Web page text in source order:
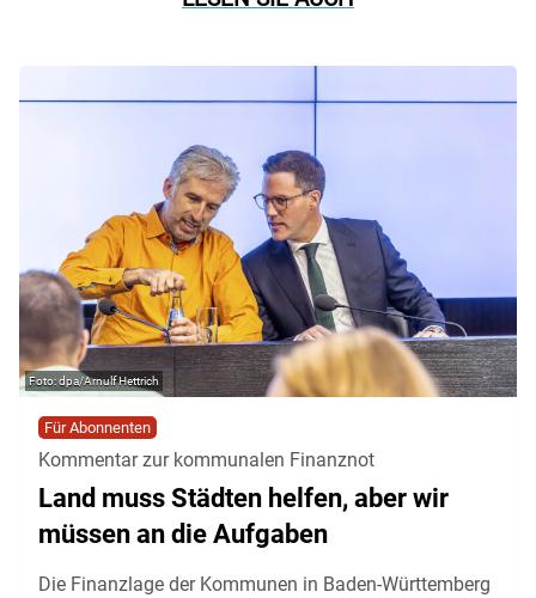
dpa/Arnulf Hettrich
Für Abonnenten
Kommentar zur kommunalen Finanznot
Land muss Städten helfen, aber wir
müssen an die Aufgaben
Die Finanzlage der Kommunen in Baden-Württemberg